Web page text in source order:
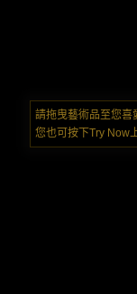
請拖曳藝術品至您喜
您也可按下Try Now